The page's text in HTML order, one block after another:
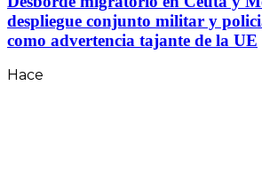
despliegue conjunto militar y
como advertencia tajante de la UE
Hace